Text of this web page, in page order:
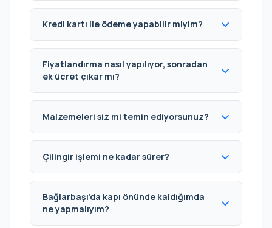
Kredi kartı ile ödeme yapabilir miyim?
Fiyatlandırma nasıl yapılıyor, sonradan
ek ücret çıkar mı?
Malzemeleri siz mi temin ediyorsunuz?
Çilingir işlemi ne kadar sürer?
Bağlarbaşı’da kapı önünde kaldığımda
ne yapmalıyım?